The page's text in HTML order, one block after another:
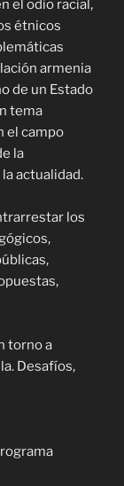
el odio racial,
étnicos
armenia
de un Estado
tema
el campo
la
actualidad.
los
torno a
Desafíos,